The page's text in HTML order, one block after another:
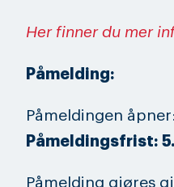
Her finner du mer
Påmelding:
Påmeldingen
Påmeldingsfrist:
Påmelding gjøres